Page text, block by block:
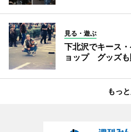
見る・遊ぶ
下北沢でキース
ョップ グッズも
もっ